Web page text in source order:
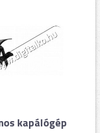
kapálógép